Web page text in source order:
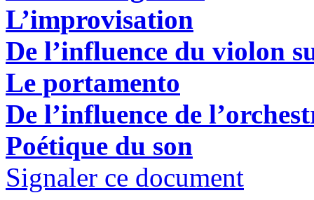
L’improvisation
De l’influence du violon
Le portamento
De l’influence de
Poétique du son
Signaler ce document